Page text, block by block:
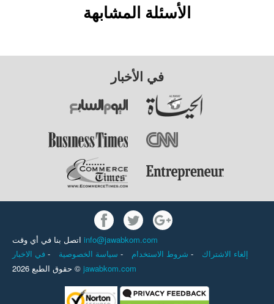
الأسئلة المشابهة
في الأخبار
info@jawabkom.com
- - -
إلغاء الاشتراك
حقوق الطبع 2026 © jawabkom.com